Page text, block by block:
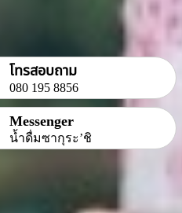
โทรสอบถาม
080 195 8856
Messenger
น้ำดื่มซากุระ’ชิ